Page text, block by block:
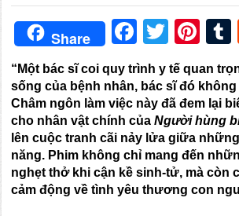
Share
“Một bác sĩ coi quy trình y tế quan
sống của bệnh nhân, bác sĩ đó
Châm ngôn làm việc này đã đem lại
cho nhân vật chính củaNgười hùng
lên cuộc tranh cãi nảy lửa giữa
năng. Phim không chỉ mang đến
nghẹt thở khi cận kề sinh-tử, mà còn
cảm động về tình yêu thương con